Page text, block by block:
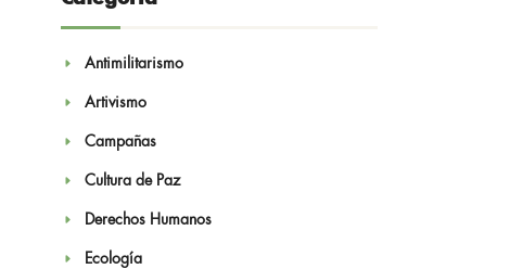
Antimilitarismo
Artivismo
Campañas
Cultura de Paz
Derechos Humanos
Ecología